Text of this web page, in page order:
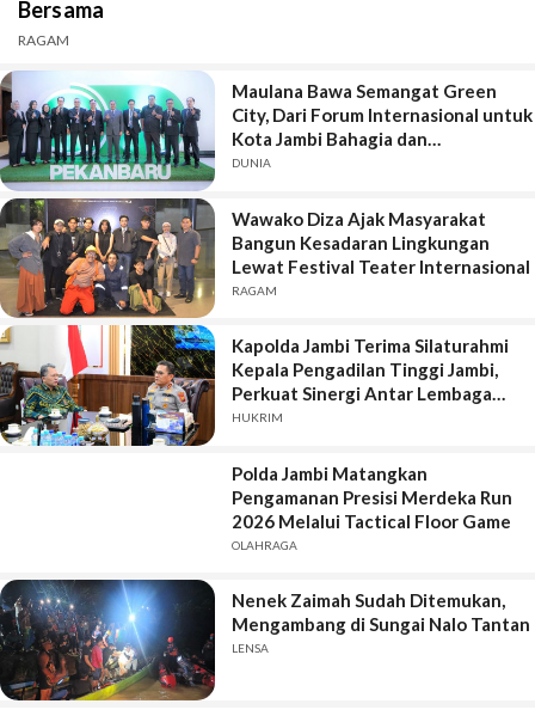
Bersama
RAGAM
Maulana Bawa Semangat Green
City, Dari Forum Internasional untuk
Kota Jambi Bahagia dan
Berkelanjutan
DUNIA
Wawako Diza Ajak Masyarakat
Bangun Kesadaran Lingkungan
Lewat Festival Teater Internasional
RAGAM
Kapolda Jambi Terima Silaturahmi
Kepala Pengadilan Tinggi Jambi,
Perkuat Sinergi Antar Lembaga
Penegak Hukum
HUKRIM
Polda Jambi Matangkan
Pengamanan Presisi Merdeka Run
2026 Melalui Tactical Floor Game
OLAHRAGA
Nenek Zaimah Sudah Ditemukan,
Mengambang di Sungai Nalo Tantan
LENSA